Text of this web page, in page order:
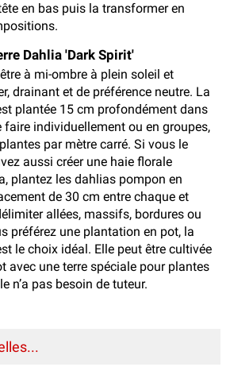
en bas puis la transformer en
Dahlia 'Dark Spirit'
à mi-ombre à plein soleil et
drainant et de préférence neutre. La
plantée 15 cm profondément dans
faire individuellement ou en groupes,
par mètre carré. Si vous le
aussi créer une haie florale
plantez les dahlias pompon en
de 30 cm entre chaque et
allées, massifs, bordures ou
préférez une plantation en pot, la
le choix idéal. Elle peut être cultivée
avec une terre spéciale pour plantes
n’a pas besoin de tuteur.